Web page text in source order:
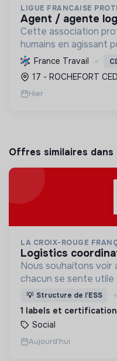
LIGUE FRANCAISE
agent / agente
Cette association
humains en agissant
informe, soigne,
sensibilise à la
France Travail
17 - ROCHEFORT
Hier
Offres similaires
LA CROIX-ROUGE
logistics
Nous souhaitons voir
chacun se sente utile
nous proposons des
d’engagement
💡 Structure de l’ESS
1 labels et
Social
Aujourd'hui